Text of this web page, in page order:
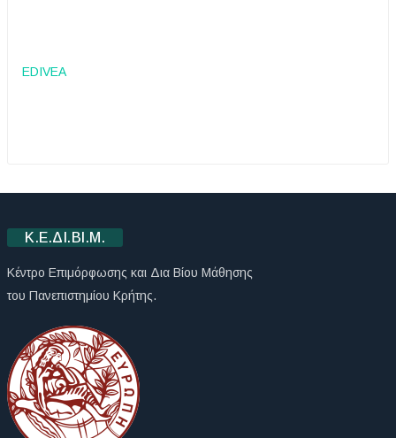
EDIVEA
Κ.Ε.ΔΙ.ΒΙ.Μ.
Κέντρο Επιμόρφωσης και Δια Βίου Μάθησης
του Πανεπιστημίου Κρήτης.